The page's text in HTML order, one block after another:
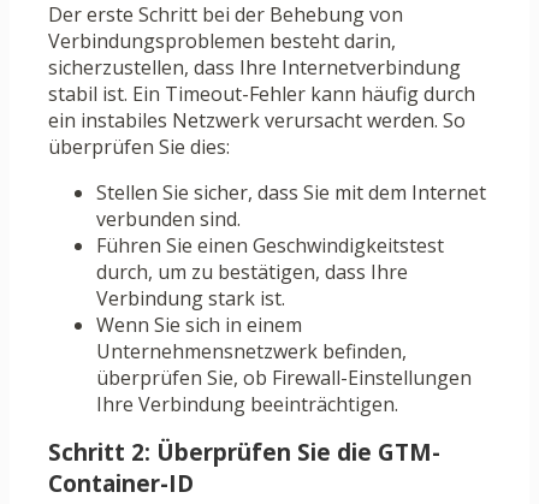
Der erste Schritt bei der Behebung von
Verbindungsproblemen besteht darin,
sicherzustellen, dass Ihre Internetverbindung
stabil ist. Ein Timeout-Fehler kann häufig durch
ein instabiles Netzwerk verursacht werden. So
überprüfen Sie dies:
Stellen Sie sicher, dass Sie mit dem Internet
verbunden sind.
Führen Sie einen Geschwindigkeitstest
durch, um zu bestätigen, dass Ihre
Verbindung stark ist.
Wenn Sie sich in einem
Unternehmensnetzwerk befinden,
überprüfen Sie, ob Firewall-Einstellungen
Ihre Verbindung beeinträchtigen.
Schritt 2: Überprüfen Sie die GTM-
Container-ID